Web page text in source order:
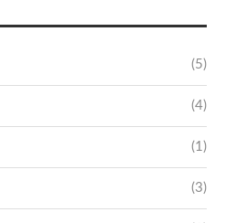
(5)
(4)
(1)
(3)